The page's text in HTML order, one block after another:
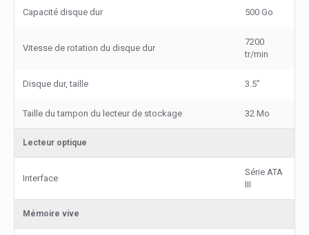
Capacité disque dur 500 Go
Vitesse de rotation du disque dur
7200
tr/min
Disque dur, taille 3.5"
Taille du tampon du lecteur de stockage 32 Mo
Lecteur optique
Interface
Série ATA
III
Mémoire vive